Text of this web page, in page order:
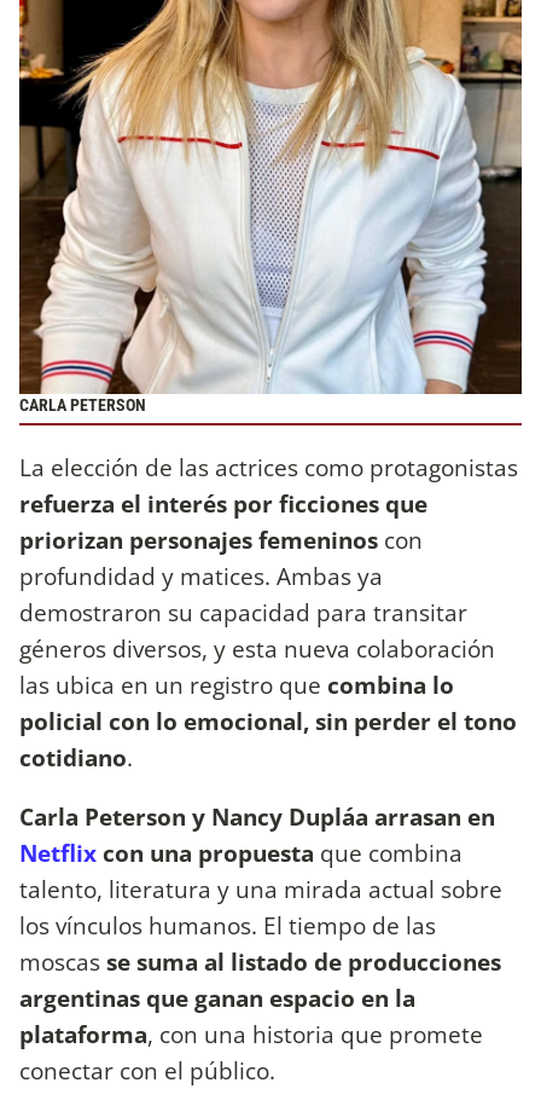
CARLA PETERSON
La elección de las actrices como protagonistas
refuerza el interés por ficciones que
priorizan personajes femeninos con
profundidad y matices. Ambas ya
demostraron su capacidad para transitar
géneros diversos, y esta nueva colaboración
las ubica en un registro que combina lo
policial con lo emocional, sin perder el tono
cotidiano.
Carla Peterson y Nancy Dupláa arrasan en
Netflix con una propuesta que combina
talento, literatura y una mirada actual sobre
los vínculos humanos. El tiempo de las
moscasse suma al listado de producciones
argentinas que ganan espacio en la
plataforma, con una historia que promete
conectar con el público.